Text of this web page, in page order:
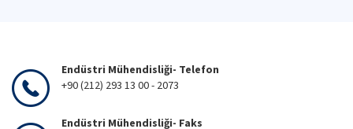
Endüstri Mühendisliği- Telefon
+90 (212) 293 13 00 - 2073
Endüstri Mühendisliği- Faks